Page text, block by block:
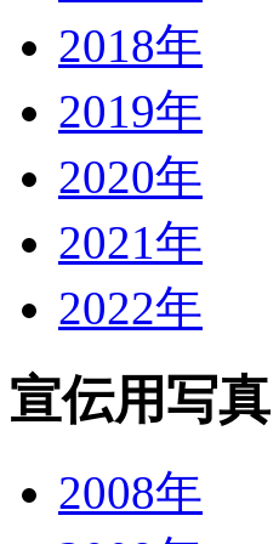
2018年
2019年
2020年
2021年
2022年
宣伝用写真
2008年